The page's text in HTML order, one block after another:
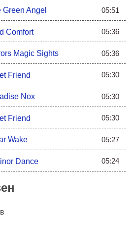
Green Angel 05:51
Comfort 05:36
Magic Sights 05:36
Friend 05:30
Nox 05:30
Friend 05:30
Wake 05:27
Dance 05:24